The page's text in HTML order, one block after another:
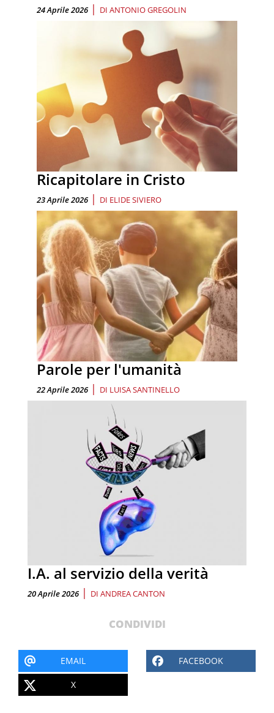
24 Aprile 2026 | DI ANTONIO GREGOLIN
Ricapitolare in Cristo
23 Aprile 2026 | DI ELIDE SIVIERO
Parole per l'umanità
22 Aprile 2026 | DI LUISA SANTINELLO
I.A. al servizio della verità
20 Aprile 2026 | DI ANDREA CANTON
CONDIVIDI
EMAIL FACEBOOK
X